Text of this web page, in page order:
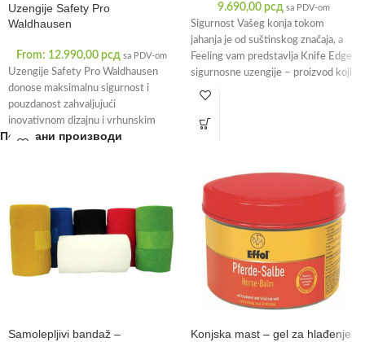
Uzengije Safety Pro
Waldhausen
From: 12.990,00 рсд sa PDV-om
Uzengije Safety Pro Waldhausen
donose maksimalnu sigurnost i
pouzdanost zahvaljujući
inovativnom dizajnu i vrhunskim
materijalima. Izrađene su od
9.690,00 рсд sa PDV-om
Sigurnost Vašeg konja tokom
jahanja je od suštinskog značaja, a
Feeling vam predstavlja Knife Edge
sigurnosne uzengije – proizvod koji
Повезани производи
Samolepljivi bandaž –
Konjska mast – gel za hlađenje